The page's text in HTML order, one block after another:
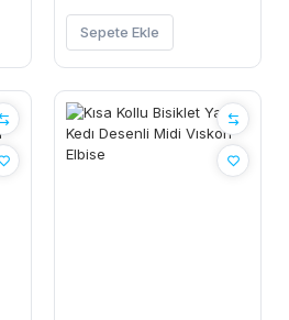
Sepete Ekle